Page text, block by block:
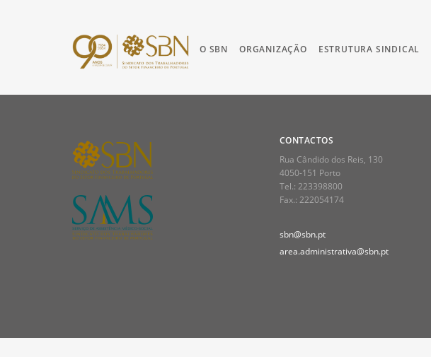
O SBN ORGANIZAÇÃO ESTRUTURA SINDICAL
CONTACTOS
Rua Cândido dos Reis, 130
4050-151 Porto
Tel.: 223398800
Fax.: 222054174
sbn@sbn.pt
area.administrativa@sbn.pt